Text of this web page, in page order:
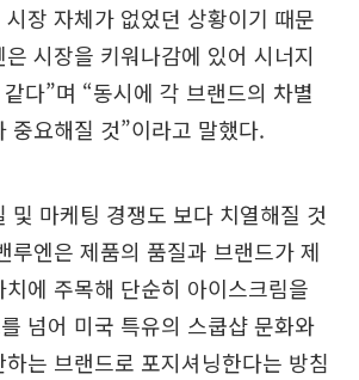
장 자체가 없었던 상황이기 때문
시장을 키워나감에 있어 시너지
다”며 “동시에 각 브랜드의 차별
중요해질 것”이라고 말했다.
및 마케팅 경쟁도 보다 치열해질 것
루엔은 제품의 품질과 브랜드가 제
에 주목해 단순히 아이스크림을
넘어 미국 특유의 스쿱샵 문화와
는 브랜드로 포지셔닝한다는 방침